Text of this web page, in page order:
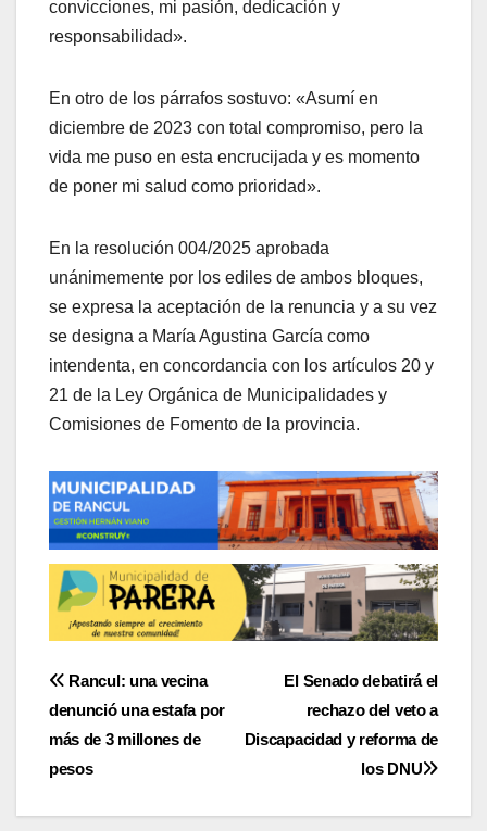
convicciones, mi pasión, dedicación y
responsabilidad».
En otro de los párrafos sostuvo: «Asumí en
diciembre de 2023 con total compromiso, pero la
vida me puso en esta encrucijada y es momento
de poner mi salud como prioridad».
En la resolución 004/2025 aprobada
unánimemente por los ediles de ambos bloques,
se expresa la aceptación de la renuncia y a su vez
se designa a María Agustina García como
intendenta, en concordancia con los artículos 20 y
21 de la Ley Orgánica de Municipalidades y
Comisiones de Fomento de la provincia.
Navegación
de
entradas
El Senado debatirá el
rechazo del veto a
Discapacidad y reforma de
los DNU
Rancul: una vecina
denunció una estafa por
más de 3 millones de
pesos